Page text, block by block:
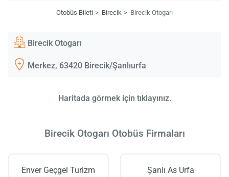
Otobüs Bileti Birecik Birecik Otogarı
Birecik Otogarı
Merkez, 63420 Birecik/Şanlıurfa
Haritada görmek için tıklayınız.
Birecik Otogarı Otobüs Firmaları
Enver Geçgel Turizm Şanlı As Urfa